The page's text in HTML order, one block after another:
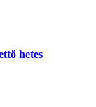
hetes